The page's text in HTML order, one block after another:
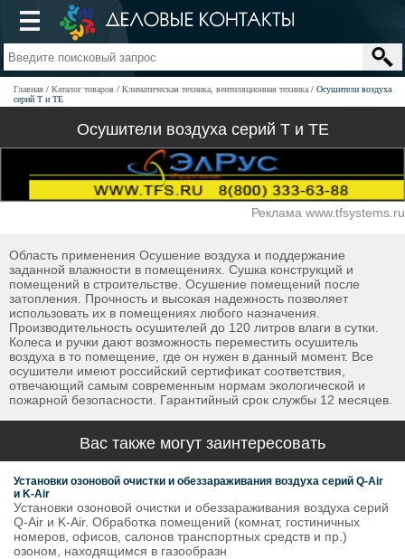
Главная Каталог товаров Климатическая техника, вентиляционная техника
Осушители воздуха
серий T и TE
Осушители воздуха серий T и TE
Реклама www.tfsystems.ru
Область применения Осушение воздуха и поддержание
заданной влажности в помещениях. Сушка конструкций и
помещений в строительстве. Осушение помещений после
затопления. Прочность и высокая надежность позволяет
использовать их в помещениях любого назначения.
Производительность осушителей до 120 литров влаги в сутки.
Колеса и ручки дают возможность переместить осушитель
воздуха в то помещение, где он нужен в данный момент. Все
осушители имеют российский сертификат соответствия,
отвечающий самым современным нормам экологической и
пожарной безопасности. Гарантийный срок службы 12 месяцев.
Вас также могут заинтересовать
Установки озоновой очистки и обеззараживания воздуха серий Q-Air
и K-Air
Установки озоновой очистки и обеззараживания воздуха серий
Q-Air и K-Air. Обработка помещений (комнат, гостиничных
номеров, офисов, салонов транспортных средств и пр.)
озоном, находящимся в газообразн